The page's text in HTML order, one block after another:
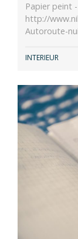
Papier peint
http://
Autoroute-
INTERIEUR